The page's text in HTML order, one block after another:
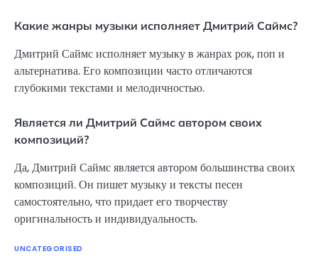
Какие жанры музыки исполняет Дмитрий Саймс?
Дмитрий Саймс исполняет музыку в жанрах рок, поп и
альтернатива. Его композиции часто отличаются
глубокими текстами и мелодичностью.
Является ли Дмитрий Саймс автором своих
композиций?
Да, Дмитрий Саймс является автором большинства своих
композиций. Он пишет музыку и тексты песен
самостоятельно, что придает его творчеству
оригинальность и индивидуальность.
UNCATEGORISED